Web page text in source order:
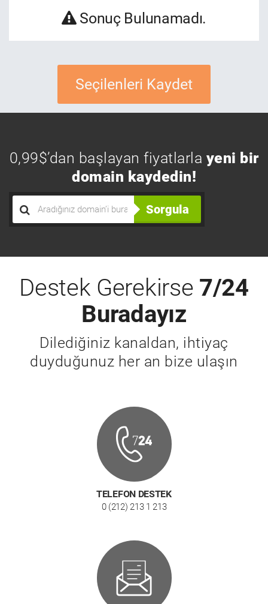
Sonuç Bulunamadı.
Seçilenleri Kaydet
0,99$’dan başlayan fiyatlarla yeni bir
domain kaydedin!
Sorgula
Destek Gerekirse 7/24
Buradayız
Dilediğiniz kanaldan, ihtiyaç
duyduğunuz her an bize ulaşın
TELEFON DESTEK
0 (212) 213 1 213